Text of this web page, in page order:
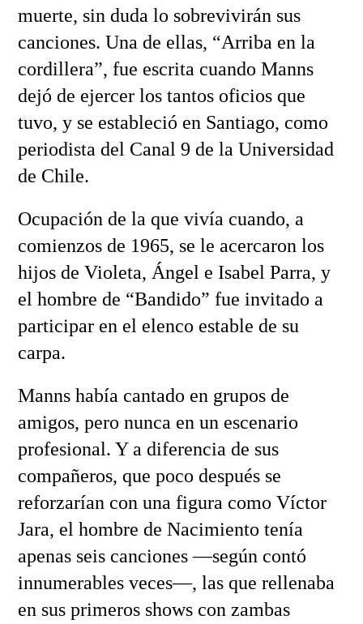
muerte, sin duda lo sobrevivirán sus
canciones. Una de ellas, “Arriba en la
cordillera”, fue escrita cuando Manns
dejó de ejercer los tantos oficios que
tuvo, y se estableció en Santiago, como
periodista del Canal 9 de la Universidad
de Chile.
Ocupación de la que vivía cuando, a
comienzos de 1965, se le acercaron los
hijos de Violeta, Ángel e Isabel Parra, y
el hombre de “Bandido” fue invitado a
participar en el elenco estable de su
carpa.
Manns había cantado en grupos de
amigos, pero nunca en un escenario
profesional. Y a diferencia de sus
compañeros, que poco después se
reforzarían con una figura como Víctor
Jara, el hombre de Nacimiento tenía
apenas seis canciones —según contó
innumerables veces—, las que rellenaba
en sus primeros shows con zambas